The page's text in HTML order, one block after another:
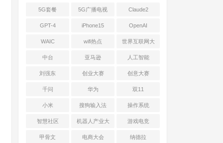
5G套餐 5G广播电视 Claude2
GPT-4 iPhone15 OpenAI
WAIC wifi热点 世界互联网大
会
中台 亚马逊 人工智能
刘强东 创业大赛 创意大赛
千问 华为 双11
小米 搜狗输入法 操作系统
智慧社区 机器人产业大
会
游戏电竞
甲骨文 电商大会 纳德拉